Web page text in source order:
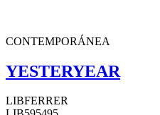
CONTEMPORÁNEA
YESTERYEAR
LIBFERRER